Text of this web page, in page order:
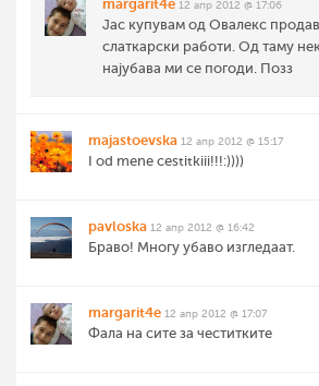
margarit4e 12 апр 2012 @ 17:06
Јас купувам од Овалекс
слаткарски работи. Од таму
најубава ми се погоди. Позз
majastoevska 12 апр 2012 @ 15:17
I od mene cestitkiii!!!:))))
pavloska 12 апр 2012 @ 16:42
Браво! Многу убаво изгледаат.
margarit4e 12 апр 2012 @ 17:07
Фала на сите за честитките